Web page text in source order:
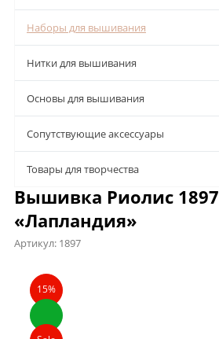
Наборы для вышивания
Нитки для вышивания
Основы для вышивания
Сопутствующие аксессуары
Товары для творчества
Вышивка Риолис 1897
«Лапландия»
Артикул: 1897
Описание
15%